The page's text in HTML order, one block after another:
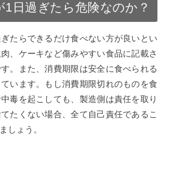
1日過ぎたら危険なのか？
たらできるだけ食べない方が良いとい
、ケーキなど傷みやすい食品に記載さ
。また、消費期限は安全に食べられる
います。もし消費期限切れのものを食
毒を起こしても、製造側は責任を取り
たくない場合、全て自己責任であるこ
しょう。